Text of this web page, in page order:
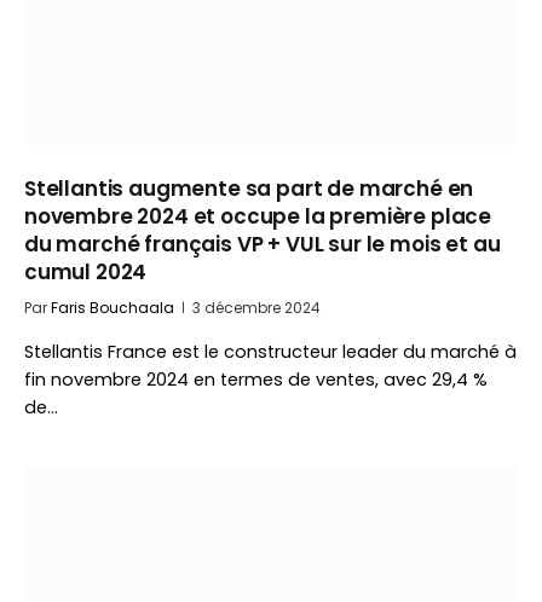
Stellantis augmente sa part de marché en
novembre 2024 et occupe la première place
du marché français VP + VUL sur le mois et au
cumul 2024
ParFaris Bouchaala 3 décembre 2024
Stellantis France est le constructeur leader du marché à
fin novembre 2024 en termes de ventes, avec 29,4 %
de…